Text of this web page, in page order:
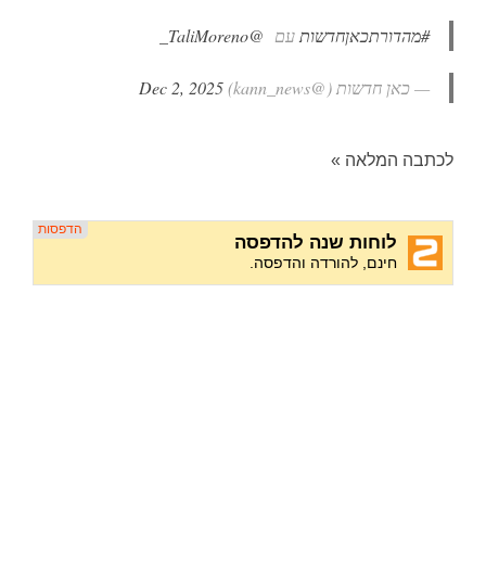
#מהדורתכאןחדשותעם @TaliMoreno_
— כאן חדשות (@kann_news) Dec 2, 2025
לכתבה המלאה »